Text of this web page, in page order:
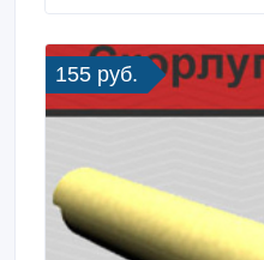
– это незаменимый материал,
ремонте ПЭ оболочек
ППУ и ВУС.
155 руб.